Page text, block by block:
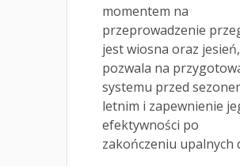
momentem na
przeprowadzenie
jest wiosna oraz
pozwala na
systemu przed
letnim i zapewnienie
efektywności po
zakończeniu upalnych